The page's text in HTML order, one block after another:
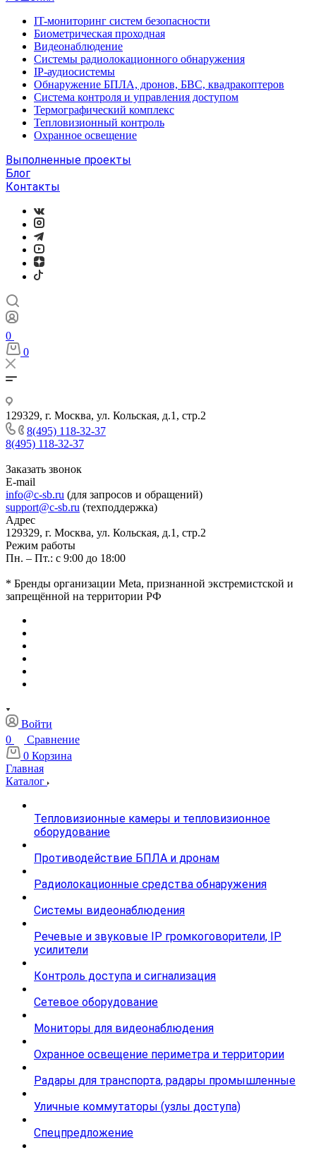
IT-мониторинг систем безопасности
Биометрическая проходная
Видеонаблюдение
Системы радиолокационного обнаружения
IP-аудиосистемы
Обнаружение БПЛА, дронов, БВС, квадракоптеров
Система контроля и управления доступом
Термографический комплекс
Тепловизионный контроль
Охранное освещение
Выполненные проекты
Блог
Контакты
0
0
129329, г. Москва, ул. Кольская, д.1, стр.2
8(495) 118-32-37
8(495) 118-32-37
Заказать звонок
E-mail
info@c-sb.ru (для запросов и обращений)
support@c-sb.ru (техподдержка)
Адрес
129329, г. Москва, ул. Кольская, д.1, стр.2
Режим работы
Пн. – Пт.: с 9:00 до 18:00
* Бренды организации Meta, признанной экстремистской и
запрещённой на территории РФ
Войти
0
Сравнение
0 Корзина
Главная
Каталог
Тепловизионные камеры и тепловизионное
оборудование
Противодействие БПЛА и дронам
Радиолокационные средства обнаружения
Системы видеонаблюдения
Речевые и звуковые IP громкоговорители, IP
усилители
Контроль доступа и сигнализация
Сетевое оборудование
Мониторы для видеонаблюдения
Охранное освещение периметра и территории
Радары для транспорта, радары промышленные
Уличные коммутаторы (узлы доступа)
Спецпредложение